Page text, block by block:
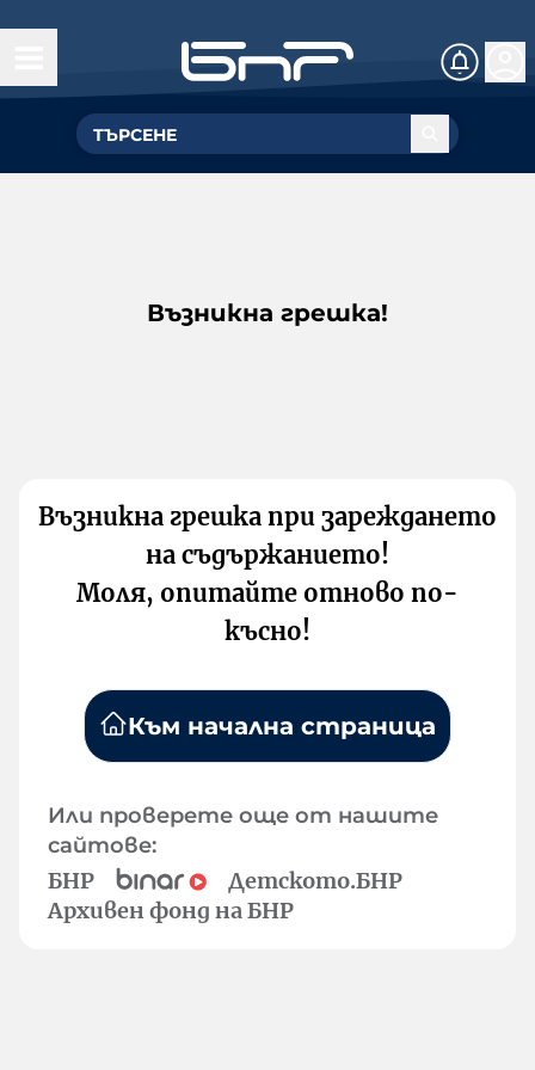
Възникна грешка!
Възникна грешка при зареждането
на съдържанието!
Моля, опитайте отново по-
късно!
Към начална страница
Или проверете още от нашите
сайтове:
БНР
Детското.БНР
Архивен фонд на БНР